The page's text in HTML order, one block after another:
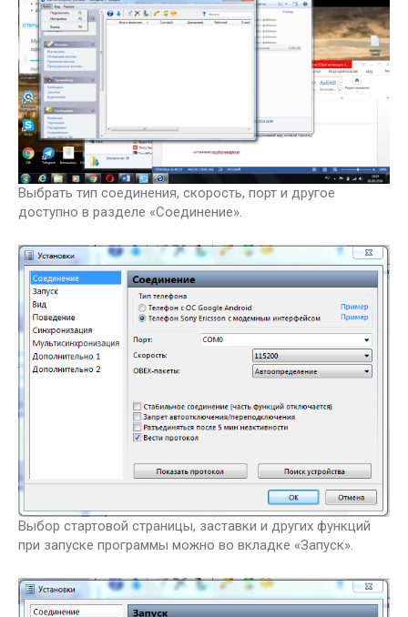
Выбрать тип соединения, скорость, порт и другое
доступно в разделе «Соединение».
Выбор стартовой страницы, заставки и других функций
при запуске программы можно во вкладке «Запуск».